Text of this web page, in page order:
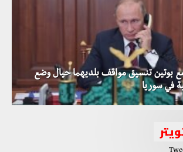
بوتين تنسيق مواقف بلديهما حيال وضع
في سوريا